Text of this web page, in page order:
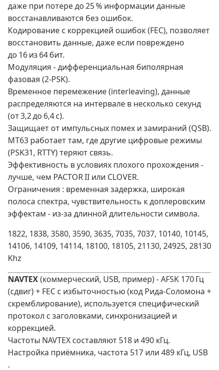
даже при потере до 25 % информации данные
восстанавливаются без ошибок.
Кодирование с коррекцией ошибок (FEC), позволяет
восстановить данные, даже если повреждено
до 16 из 64 бит.
Модуляция - дифференциальная биполярная
фазовая (2‑PSK).
Временное перемежение (interleaving), данные
распределяются на интервале в несколько секунд
(от 3,2 до 6,4 с).
Защищает от импульсных помех и замираний (QSB).
MT63 работает там, где другие цифровые режимы
(PSK31, RTTY) теряют связь.
Эффективность в условиях плохого прохождения -
лучше, чем PACTOR II или CLOVER.
Ограничения : временная задержка, широкая
полоса спектра, чувствительность к доплеровским
эффектам - из‑за длинной длительности символа.
1822, 1838, 3580, 3590, 3635, 7035, 7037, 10140, 10145,
14106, 14109, 14114, 18100, 18105, 21130, 24925, 28130
Khz
NAVTEX(коммерческий, USB, пример) - AFSK 170 Гц
(сдвиг) + FEC с избыточностью (код Рида‑Соломона +
скремблирование), используется специфический
протокол с заголовками, синхронизацией и
коррекцией.
Частоты NAVTEX составляют 518 и 490 кГц.
Настройка приёмника, частота 517 или 489 кГц, USB
.